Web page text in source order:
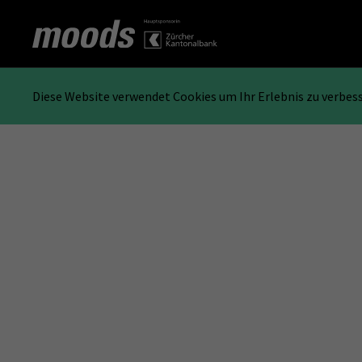
Diese Website verwendet Cookies um Ihr Erlebnis zu